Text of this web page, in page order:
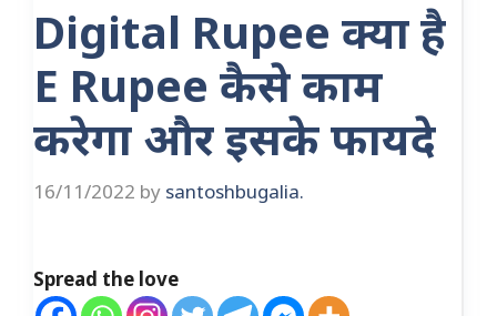
Digital Rupee क्या है
E Rupee कैसे काम
करेगा और इसके फायदे
16/11/2022 by santoshbugalia.
Spread the love